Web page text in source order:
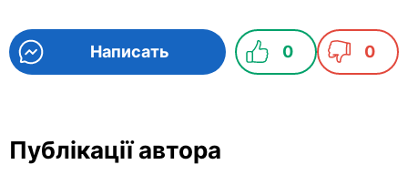
Написать 0 0
Публікації автора